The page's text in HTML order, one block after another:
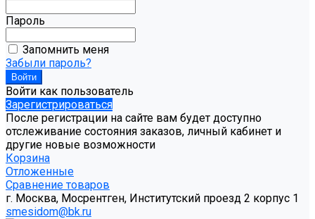
Пароль
Запомнить меня
Забыли пароль?
Войти как пользователь
Зарегистрироваться
После регистрации на сайте вам будет доступно
отслеживание состояния заказов, личный кабинет и
другие новые возможности
Корзина
Отложенные
Сравнение товаров
г. Москва, Мосрентген, Институтский проезд 2 корпус 1
smesidom@bk.ru